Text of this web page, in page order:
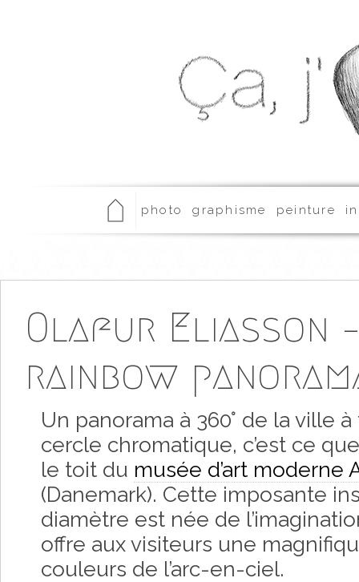
photo graphisme peinture
Olafur Eliasson
rainbow
Un panorama à 360° de la ville
cercle chromatique, c’est ce
le toit du musée d’art moderne
(Danemark). Cette imposante
diamètre est née de
offre aux visiteurs une
couleurs de l’arc-en-ciel.